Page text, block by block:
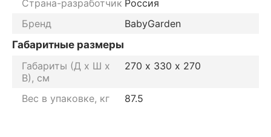
Страна-разработчик Россия
Бренд
BabyGarden
Габаритные размеры
Габариты (Д х Ш х
В), см
270 х 330 х 270
Вес в упаковке, кг 87.5